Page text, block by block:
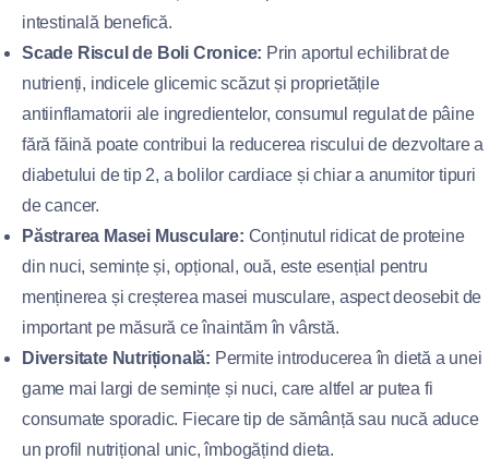
intestinală benefică.
Scade Riscul de Boli Cronice: Prin aportul echilibrat de
nutrienți, indicele glicemic scăzut și proprietățile
antiinflamatorii ale ingredientelor, consumul regulat de pâine
fără făină poate contribui la reducerea riscului de dezvoltare a
diabetului de tip 2, a bolilor cardiace și chiar a anumitor tipuri
de cancer.
Păstrarea Masei Musculare: Conținutul ridicat de proteine
din nuci, semințe și, opțional, ouă, este esențial pentru
menținerea și creșterea masei musculare, aspect deosebit de
important pe măsură ce înaintăm în vârstă.
Diversitate Nutrițională: Permite introducerea în dietă a unei
game mai largi de semințe și nuci, care altfel ar putea fi
consumate sporadic. Fiecare tip de sămânță sau nucă aduce
un profil nutrițional unic, îmbogățind dieta.